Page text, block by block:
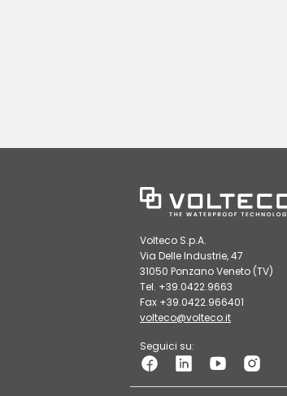
Volteco S.p.A.
Via Delle Industrie, 47
31050 Ponzano Veneto (TV)
Tel. +39.0422.9663
Fax +39.0422.966401
volteco@volteco.it
Seguici su: